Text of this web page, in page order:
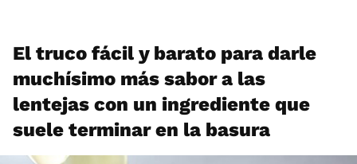
El truco fácil y barato para darle
muchísimo más sabor a las
lentejas con un ingrediente que
suele terminar en la basura